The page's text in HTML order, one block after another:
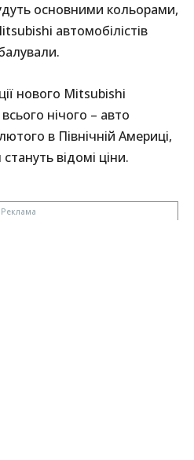
основними кольорами,
автомобілістів
нового Mitsubishi
нічого – авто
в Північній Америці,
відомі ціни.